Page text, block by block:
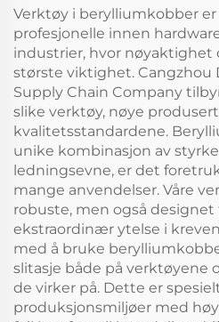
sektorer
Verktøy i berylliumkobber
profesjonelle innen
industrier, hvor nøyaktighet
største viktighet. Cangzhou
Supply Chain Company
slike verktøy, nøye
kvalitetsstandardene.
unike kombinasjon av
ledningsevne, er det
mange anvendelser. Våre
robuste, men også designet
ekstraordinær ytelse i
med å bruke
slitasje både på verktøyene
de virker på. Dette er
produksjonsmiljøer med